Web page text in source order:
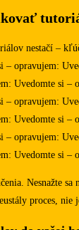
nestačí –
– opravujem:
Uvedomte si –
– opravujem:
Uvedomte si –
– opravujem:
Uvedomte si –
Nesnažte
proces, nie